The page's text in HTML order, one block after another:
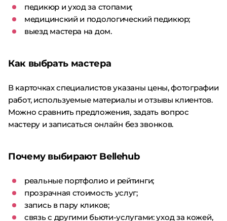
педикюр и уход за стопами;
медицинский и подологический педикюр;
выезд мастера на дом.
Как выбрать мастера
В карточках специалистов указаны цены, фотографии
работ, используемые материалы и отзывы клиентов.
Можно сравнить предложения, задать вопрос
мастеру и записаться онлайн без звонков.
Почему выбирают Bellehub
реальные портфолио и рейтинги;
прозрачная стоимость услуг;
запись в пару кликов;
связь с другими бьюти-услугами: уход за кожей,